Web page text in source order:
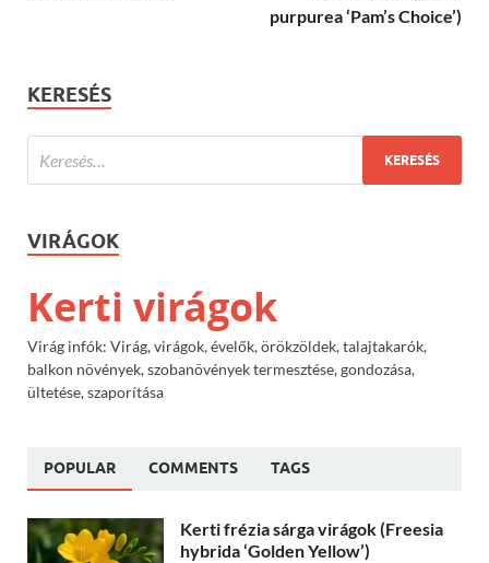
purpurea ‘Pam’s Choice’)
KERESÉS
VIRÁGOK
Kerti virágok
Virág infók: Virág, virágok, évelők, örökzöldek, talajtakarók,
balkon növények, szobanövények termesztése, gondozása,
ültetése, szaporítása
POPULAR COMMENTS TAGS
Kerti frézia sárga virágok (Freesia
hybrida ‘Golden Yellow’)